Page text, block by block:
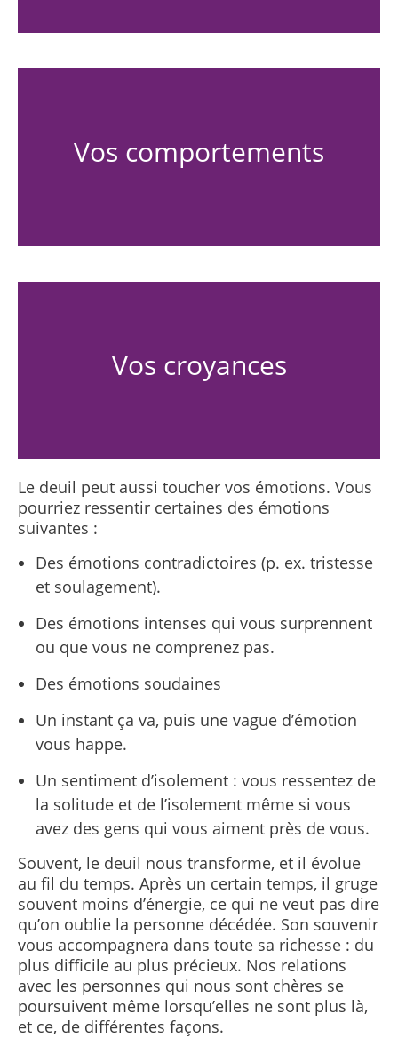
Vos comportements
Vos croyances
Le deuil peut aussi toucher vos émotions. Vous
pourriez ressentir certaines des émotions
suivantes :
Des émotions contradictoires (p. ex. tristesse
et soulagement).
Des émotions intenses qui vous surprennent
ou que vous ne comprenez pas.
Des émotions soudaines
Un instant ça va, puis une vague d’émotion
vous happe.
Un sentiment d’isolement : vous ressentez de
la solitude et de l’isolement même si vous
avez des gens qui vous aiment près de vous.
Souvent, le deuil nous transforme, et il évolue
au fil du temps. Après un certain temps, il gruge
souvent moins d’énergie, ce qui ne veut pas dire
qu’on oublie la personne décédée. Son souvenir
vous accompagnera dans toute sa richesse : du
plus difficile au plus précieux. Nos relations
avec les personnes qui nous sont chères se
poursuivent même lorsqu’elles ne sont plus là,
et ce, de différentes façons.